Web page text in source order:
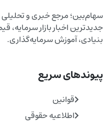
سهام‌بین؛ مرجع خبری و تحلیلی
جدیدترین اخبار بازار سرمایه،
بنیادی، آموزش سرمایه‌گذاری.
پیوندهای سریع
قوانین
اطلاعیه حقوقی